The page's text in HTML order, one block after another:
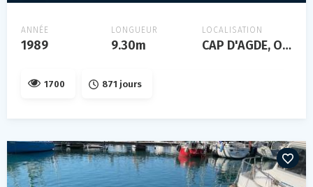
ANNÉE
1989
LONGUEUR
9.30m
LOCALISATION
CAP D'AGDE, Occitanie, FRANCE
1700 871 jours